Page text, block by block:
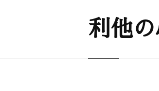
利他